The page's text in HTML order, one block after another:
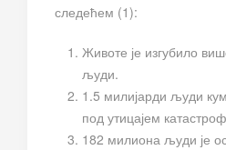
следећем (1):
Животе је изгубило
људи.
1.5 милијарди људи
под утицајем
182 милиона људи је